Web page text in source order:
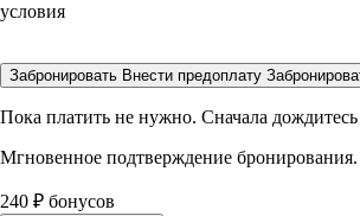
условия
Забронировать Внести предоплату
Пока платить не нужно. Сначала
Мгновенное подтверждение бронирования.
240 ₽ бонусов